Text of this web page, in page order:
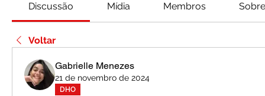
Discussão Mídia Membros
Voltar
Gabrielle Menezes
21 de novembro de 2024
DHO